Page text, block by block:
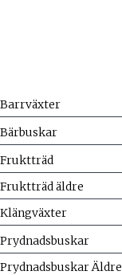
Barrväxter
Bärbuskar
Fruktträd
Fruktträd äldre
Klängväxter
Prydnadsbuskar
Prydnadsbuskar Äldre